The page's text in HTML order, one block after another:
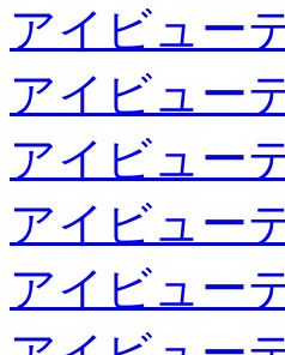
アイビュー
アイビュー
アイビュー
アイビュー
アイビュー